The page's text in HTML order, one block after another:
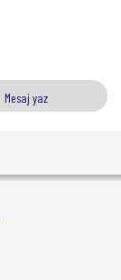
Mesaj yaz